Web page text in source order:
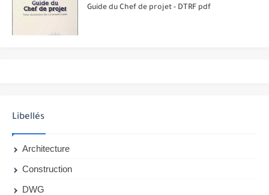
Guide du Chef de projet - DTRF pdf
Libellés
Architecture
Construction
DWG